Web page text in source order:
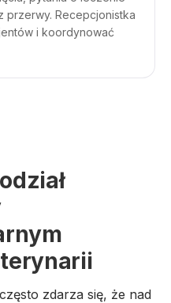
Recepcjonistka
i koordynować
zdarza się, że nad